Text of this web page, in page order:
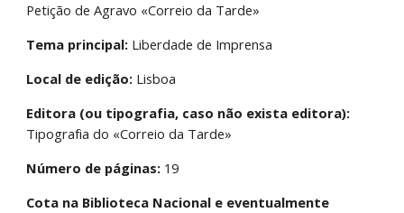
Petição de Agravo «Correio da Tarde»
Tema principal: Liberdade de Imprensa
Local de edição: Lisboa
Editora (ou tipografia, caso não exista editora):
Tipografia do «Correio da Tarde»
Número de páginas: 19
Cota na Biblioteca Nacional e eventualmente